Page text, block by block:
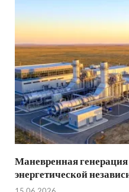
Маневренная
энергетической